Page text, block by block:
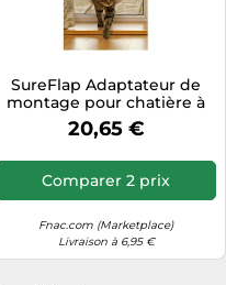
SureFlap Adaptateur de
montage pour chatière à
puce électronique Blanc
20,65 €
Comparer 2 prix
Fnac.com (Marketplace)
Livraison à 6,95 €